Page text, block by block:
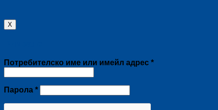
X
Потребителско име или имейл адрес *Задължително
Парола *Задължително